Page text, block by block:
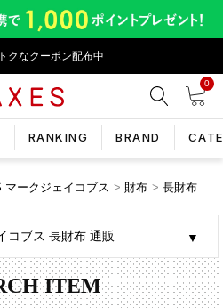
クなクーポン配布中
0
RANKING BRAND
マークジェイコブス 財布 長財布
コブス 長財布 通販
ITEM